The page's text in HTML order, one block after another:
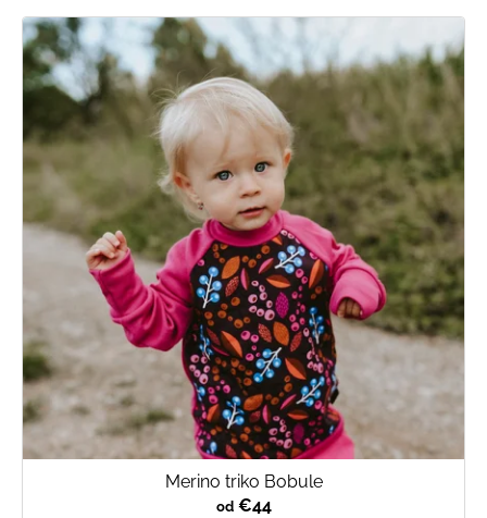
Merino triko Bobule
od€44